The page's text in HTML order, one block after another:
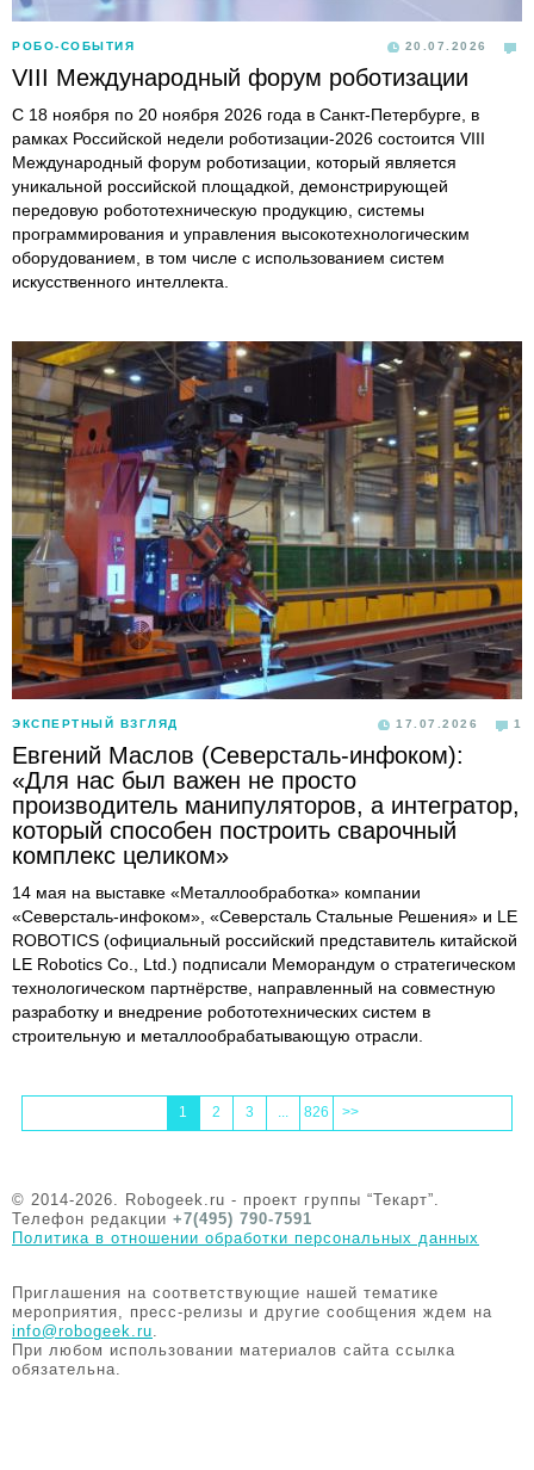
РОБО-СОБЫТИЯ 20.07.2026
VIII Международный форум роботизации
С 18 ноября по 20 ноября 2026 года в Санкт-Петербурге, в
рамках Российской недели роботизации-2026 состоится VIII
Международный форум роботизации, который является
уникальной российской площадкой, демонстрирующей
передовую робототехническую продукцию, системы
программирования и управления высокотехнологическим
оборудованием, в том числе с использованием систем
искусственного интеллекта.
ЭКСПЕРТНЫЙ ВЗГЛЯД 17.07.2026 1
Евгений Маслов (Северсталь-инфоком):
«Для нас был важен не просто
производитель манипуляторов, а интегратор,
который способен построить сварочный
комплекс целиком»
14 мая на выставке «Металлообработка» компании
«Северсталь-инфоком», «Северсталь Стальные Решения» и LE
ROBOTICS (официальный российский представитель китайской
LE Robotics Co., Ltd.) подписали Меморандум о стратегическом
технологическом партнёрстве, направленный на совместную
разработку и внедрение робототехнических систем в
строительную и металлообрабатывающую отрасли.
1 2 3 ... 826 >>
© 2014-2026. Robogeek.ru - проект группы “Текарт”.
Телефон редакции +7(495) 790-7591
Политика в отношении обработки персональных данных
Приглашения на соответствующие нашей тематике
мероприятия, пресс-релизы и другие сообщения ждем на
info@robogeek.ru.
При любом использовании материалов сайта ссылка
обязательна.